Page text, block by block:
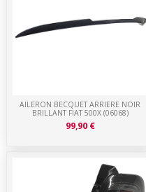
AILERON BECQUET ARRIERE NOIR
BRILLANT FIAT 500X (06068)
99,90 €